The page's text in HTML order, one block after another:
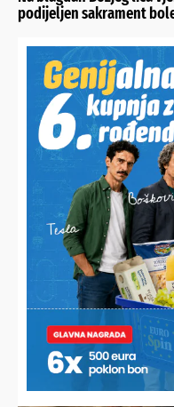
podijeljen sakrament
BITNO JE DA NE
Pitali svećenika služi li
dobili odgovor kakvom